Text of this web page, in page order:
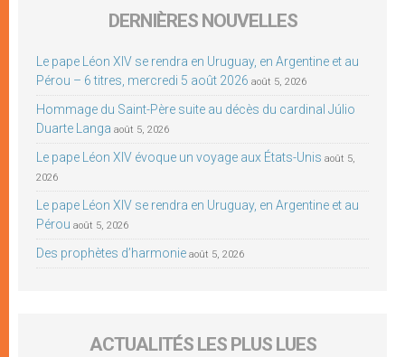
DERNIÈRES NOUVELLES
Le pape Léon XIV se rendra en Uruguay, en Argentine et au
Pérou – 6 titres, mercredi 5 août 2026 août 5, 2026
Hommage du Saint-Père suite au décès du cardinal Júlio
Duarte Langa août 5, 2026
Le pape Léon XIV évoque un voyage aux États-Unis août 5,
2026
Le pape Léon XIV se rendra en Uruguay, en Argentine et au
Pérou août 5, 2026
Des prophètes d’harmonie août 5, 2026
ACTUALITÉS LES PLUS LUES